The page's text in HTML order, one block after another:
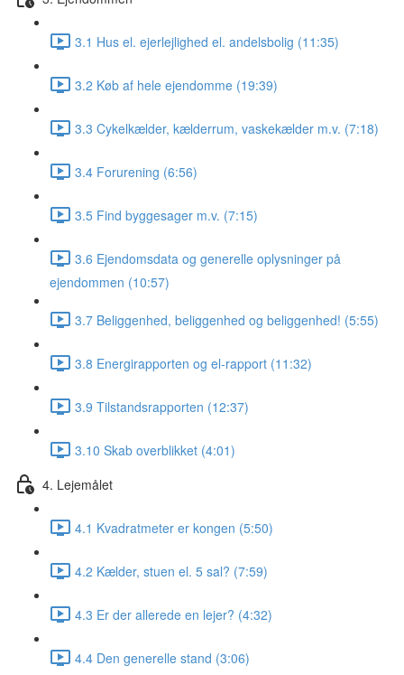
3.1 Hus el. ejerlejlighed el. andelsbolig (11:35)
3.2 Køb af hele ejendomme (19:39)
3.3 Cykelkælder, kælderrum, vaskekælder m.v. (7:18)
3.4 Forurening (6:56)
3.5 Find byggesager m.v. (7:15)
3.6 Ejendomsdata og generelle oplysninger på
ejendommen (10:57)
3.7 Beliggenhed, beliggenhed og beliggenhed! (5:55)
3.8 Energirapporten og el-rapport (11:32)
3.9 Tilstandsrapporten (12:37)
3.10 Skab overblikket (4:01)
4. Lejemålet
4.1 Kvadratmeter er kongen (5:50)
4.2 Kælder, stuen el. 5 sal? (7:59)
4.3 Er der allerede en lejer? (4:32)
4.4 Den generelle stand (3:06)